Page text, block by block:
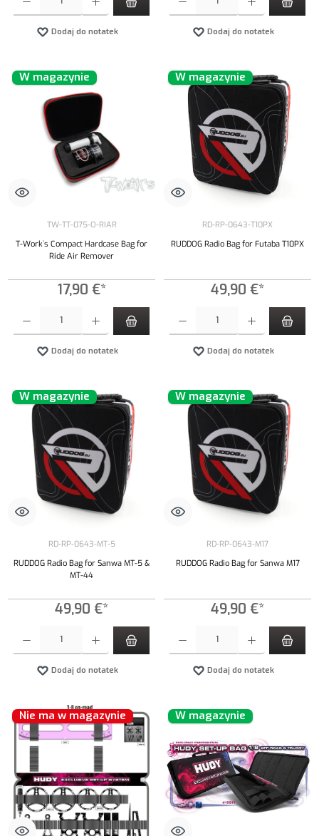
Dodaj do notatek Dodaj do notatek
W magazynie
TW-TT-075-O-RIAR
T-Work`s Compact Hardcase Bag for
Ride Air Remover
17,90 €*
Dodaj do notatek
W magazynie
RD-RP-0643-T10PX
RUDDOG Radio Bag for Futaba T10PX
49,90 €*
Dodaj do notatek
W magazynie
RD-RP-0643-MT-5
RUDDOG Radio Bag for Sanwa MT-5 &
MT-44
49,90 €*
Dodaj do notatek
W magazynie
RD-RP-0643-M17
RUDDOG Radio Bag for Sanwa M17
49,90 €*
Dodaj do notatek
Nie ma w magazynie W magazynie